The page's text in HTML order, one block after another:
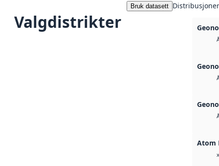
Valgdistrikter
Bruk datasett Distribusjoner
Atom